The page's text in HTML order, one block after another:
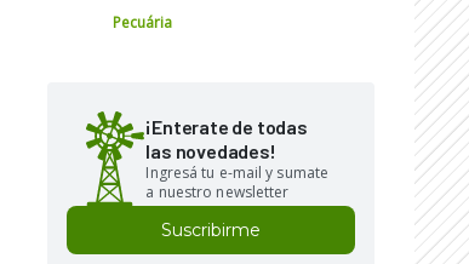
Pecuária
¡Enterate de todas
las novedades!
Ingresá tu e-mail y sumate
a nuestro newsletter
Suscribirme